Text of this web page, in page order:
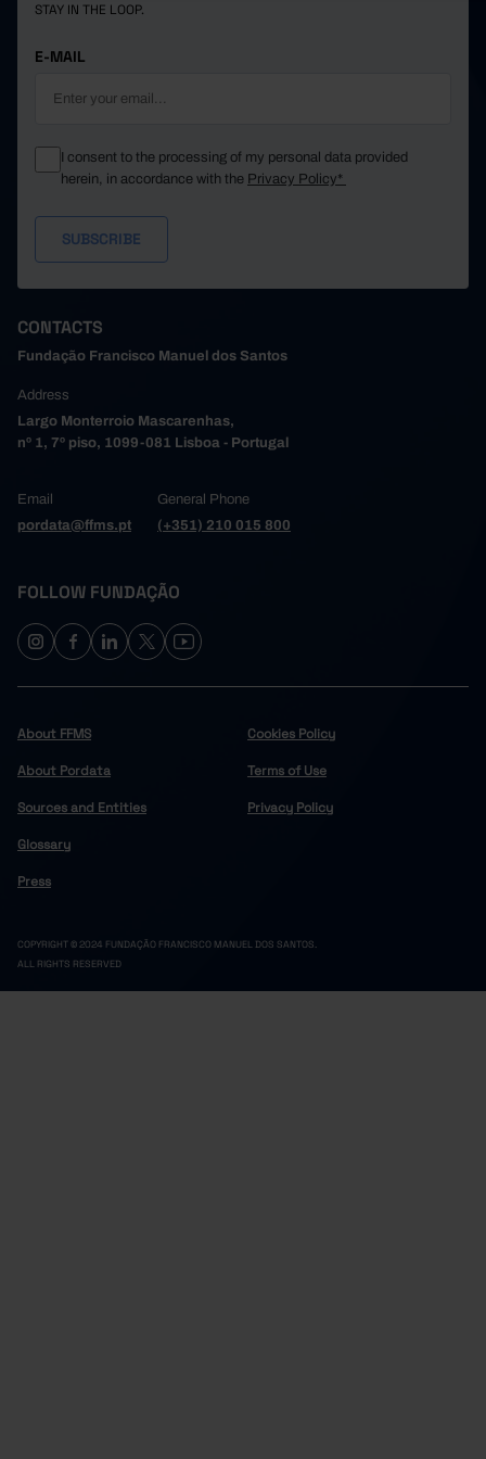
STAY IN THE LOOP.
E-MAIL
I consent to the processing of my personal data provided
herein, in accordance with the Privacy Policy*
CONTACTS
Fundação Francisco Manuel dos Santos
Address
Largo Monterroio Mascarenhas,
nº 1, 7º piso, 1099-081 Lisboa - Portugal
Email
pordata@ffms.pt
General Phone
(+351) 210 015 800
FOLLOW FUNDAÇÃO
About FFMS
About Pordata
Sources and Entities
Glossary
Press
Cookies Policy
Terms of Use
Privacy Policy
COPYRIGHT © 2024 FUNDAÇÃO FRANCISCO MANUEL DOS SANTOS.
ALL RIGHTS RESERVED